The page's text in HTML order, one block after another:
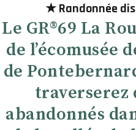
★ Randonnée
Le GR®69 La
de l’écomusée
de
traverserez
abandonnés